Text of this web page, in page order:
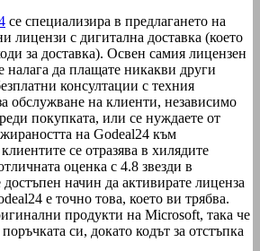
се специализира в предлагането на
лицензи с дигитална доставка (което
за доставка). Освен самия лицензен
налага да плащате никакви други
консултации с техния
обслужване на клиенти, независимо
покупката, или се нуждаете от
на Godeal24 към
се отразява в хилядите
оценка с 4.8 звезди в
начин да активирате лиценза
е точно това, което ви трябва.
продукти на Microsoft, така че
си, докато кодът за отстъпка